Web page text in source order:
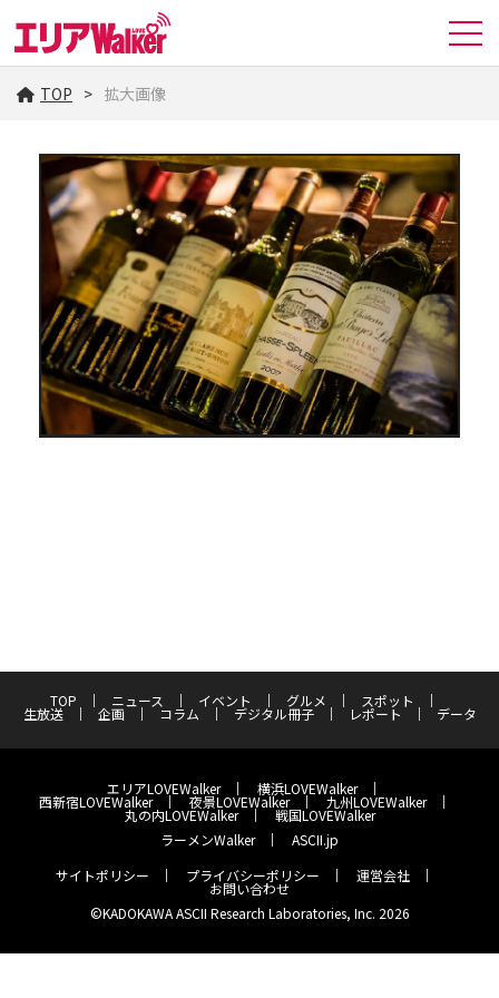
TOP 拡大画像
TOP ニュース イベント グルメ スポット
生放送 企画 コラム デジタル冊子 レポート データ
エリアLOVEWalker 横浜LOVEWalker
西新宿LOVEWalker 夜景LOVEWalker 九州LOVEWalker
丸の内LOVEWalker
戦国LOVEWalker
ラーメンWalker
ASCII.jp
サイトポリシー
プライバシーポリシー 運営会社
お問い合わせ
©KADOKAWA ASCII Research Laboratories, Inc. 2026